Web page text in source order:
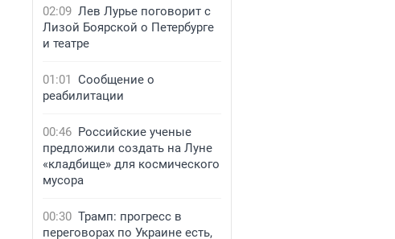
02:09 Лев Лурье поговорит с
Лизой Боярской о Петербурге
и театре
01:01 Сообщение о
реабилитации
00:46 Российские ученые
предложили создать на Луне
«кладбище» для космического
мусора
00:30 Трамп: прогресс в
переговорах по Украине есть,